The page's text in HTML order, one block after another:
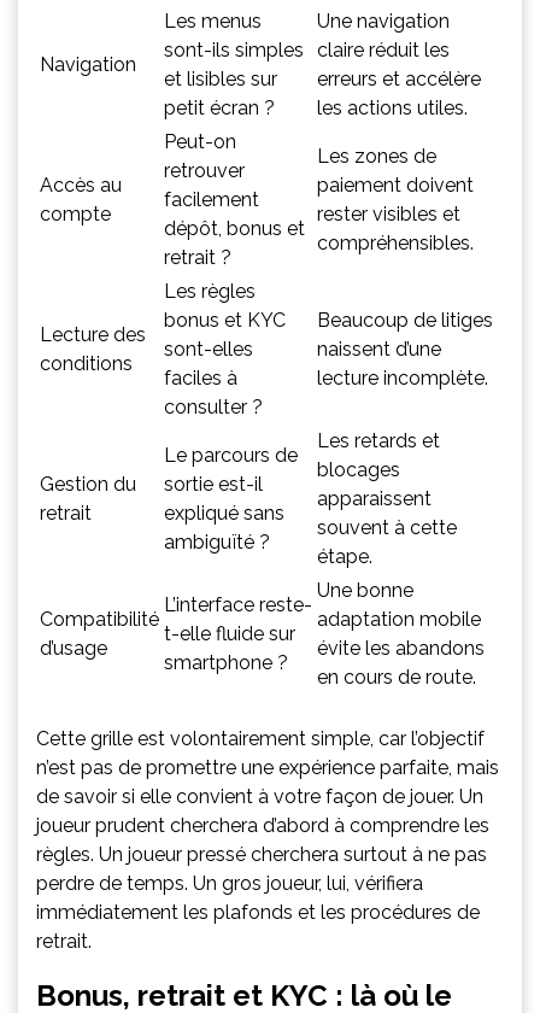
Navigation
Les menus
sont-ils simples
et lisibles sur
petit écran ?
Une navigation
claire réduit les
erreurs et accélère
les actions utiles.
Accès au
compte
Peut-on
retrouver
facilement
dépôt, bonus et
retrait ?
Les zones de
paiement doivent
rester visibles et
compréhensibles.
Lecture des
conditions
Les règles
bonus et KYC
sont-elles
faciles à
consulter ?
Beaucoup de litiges
naissent d’une
lecture incomplète.
Gestion du
retrait
Le parcours de
sortie est-il
expliqué sans
ambiguïté ?
Les retards et
blocages
apparaissent
souvent à cette
étape.
Compatibilité
d’usage
L’interface reste-
t-elle fluide sur
smartphone ?
Une bonne
adaptation mobile
évite les abandons
en cours de route.
Cette grille est volontairement simple, car l’objectif
n’est pas de promettre une expérience parfaite, mais
de savoir si elle convient à votre façon de jouer. Un
joueur prudent cherchera d’abord à comprendre les
règles. Un joueur pressé cherchera surtout à ne pas
perdre de temps. Un gros joueur, lui, vérifiera
immédiatement les plafonds et les procédures de
retrait.
Bonus, retrait et KYC : là où le